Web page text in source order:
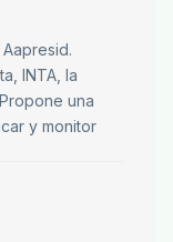
INTA, la
una
y monitor